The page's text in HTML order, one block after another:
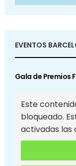
EVENTOS
Gala de Premios
Este
bloqueado.
activadas las